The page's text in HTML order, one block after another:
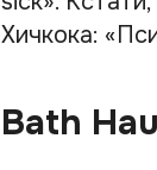
Хичкока:
Bath